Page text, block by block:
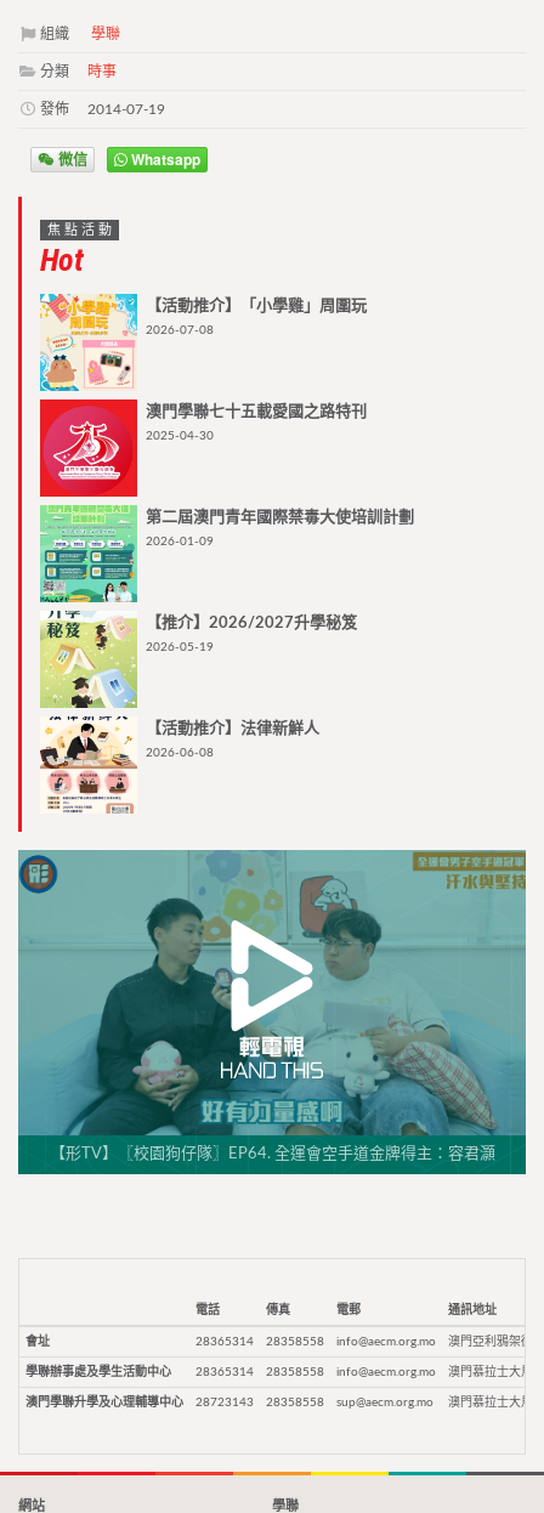
組織 學聯
分類 時事
發佈 2014-07-19
微信 Whatsapp
焦點活動
Hot
【活動推介】「小學雞」周圍玩
2026-07-08
澳門學聯七十五載愛國之路特刊
2025-04-30
第二屆澳門青年國際禁毒大使培訓計劃
2026-01-09
【推介】2026/2027升學秘笈
2026-05-19
【活動推介】法律新鮮人
2026-06-08
【形TV】〖校園狗仔隊〗EP64. 全運會空手道金牌得主：容君灝
電話 傳真 電郵 通訊地址
會址 28365314 28358558 info@aecm.org.mo 澳門亞利鴉架街9
學聯辦事處及學生活動中心 28365314 28358558 info@aecm.org.mo 澳門慕拉士大馬
澳門學聯升學及心理輔導中心 28723143 28358558 sup@aecm.org.mo 澳門慕拉士大馬
網站 學聯